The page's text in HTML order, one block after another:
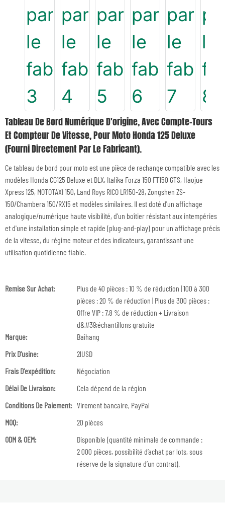
Tableau De Bord Numérique D'origine, Avec Compte-Tours
Et Compteur De Vitesse, Pour Moto Honda 125 Deluxe
(fourni Directement Par Le Fabricant).
Ce tableau de bord pour moto est une pièce de rechange compatible avec les
modèles Honda CG125 Deluxe et DLX, Italika Forza 150 FT150 GTS, Haojue
Xpress 125, MOTOTAXI 150, Land Roys RICO LR150-28, Zongshen ZS-
150/Chambera 150/RX15 et modèles similaires. Il est doté d'un affichage
analogique/numérique haute visibilité, d'un boîtier résistant aux intempéries
et d'une installation simple et rapide (plug-and-play) pour un affichage précis
de la vitesse, du régime moteur et des indicateurs, garantissant une
utilisation quotidienne fiable.
Remise Sur Achat:
Plus de 40 pièces : 10 % de réduction | 100 à 300
pièces : 20 % de réduction | Plus de 300 pièces :
Offre VIP : 7,8 % de réduction + Livraison
d&#39;échantillons gratuite
Marque:
Baihang
Prix ​​d'usine:
21USD
Frais D'expédition:
Négociation
Délai De Livraison:
Cela dépend de la région
Conditions De Paiement: Virement bancaire, PayPal
MOQ:
20 pièces
ODM & OEM:
Disponible (quantité minimale de commande :
2 000 pièces, possibilité d’achat par lots, sous
réserve de la signature d’un contrat).